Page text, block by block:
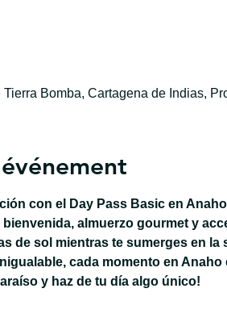
Bomba, Cartagena de Indias,
con el Day Pass Basic en
almuerzo gourmet y
de sol mientras te sumerges en
cada momento en
y haz de tu día algo único!